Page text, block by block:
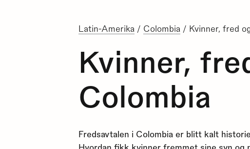
Latin-Amerika / Colombia / Kvinner, fred
Kvinner,
Colombia
Fredsavtalen i Colombia er blitt kalt
Hvordan fikk kvinner fremmet sine syn og